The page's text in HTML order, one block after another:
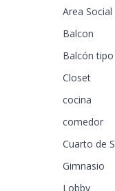
Area Social
Balcon
Balcón
Closet
cocina
comedor
Cuarto de
Gimnasio
Lobby